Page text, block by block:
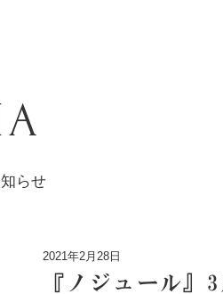
らせ
2021年2月28日
『ノジュール